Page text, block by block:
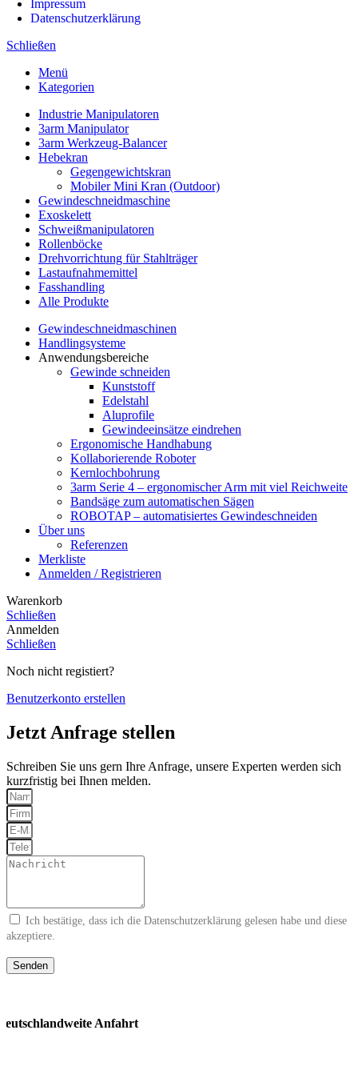
Impressum
Datenschutzerklärung
Schließen
Menü
Kategorien
Industrie Manipulatoren
3arm Manipulator
3arm Werkzeug-Balancer
Hebekran
Gegengewichtskran
Mobiler Mini Kran (Outdoor)
Gewindeschneidmaschine
Exoskelett
Schweißmanipulatoren
Rollenböcke
Drehvorrichtung für Stahlträger
Lastaufnahmemittel
Fasshandling
Alle Produkte
Gewindeschneidmaschinen
Handlingsysteme
Anwendungsbereiche
Gewinde schneiden
Kunststoff
Edelstahl
Aluprofile
Gewindeeinsätze eindrehen
Ergonomische Handhabung
Kollaborierende Roboter
Kernlochbohrung
3arm Serie 4 – ergonomischer Arm mit viel Reichweite
Bandsäge zum automatischen Sägen
ROBOTAP – automatisiertes Gewindeschneiden
Über uns
Referenzen
Merkliste
Anmelden / Registrieren
Warenkorb
Schließen
Anmelden
Schließen
Noch nicht registiert?
Benutzerkonto erstellen
Jetzt Anfrage stellen
Schreiben Sie uns gern Ihre Anfrage, unsere Experten werden sich
kurzfristig bei Ihnen melden.
Ich bestätige, dass ich die Datenschutzerklärung gelesen habe und diese
akzeptiere.
Senden
Anfahrt